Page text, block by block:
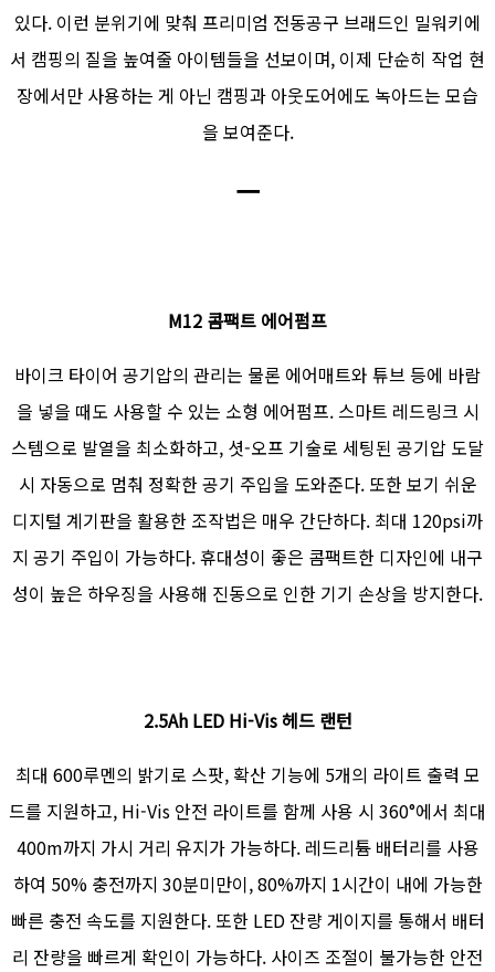
있다. 이런 분위기에 맞춰 프리미엄 전동공구 브래드인 밀워키에
서 캠핑의 질을 높여줄 아이템들을 선보이며, 이제 단순히 작업 현
장에서만 사용하는 게 아닌 캠핑과 아웃도어에도 녹아드는 모습
을 보여준다.
ㅡ
M12 콤팩트 에어펌프
바이크 타이어 공기압의 관리는 물론 에어매트와 튜브 등에 바람
을 넣을 때도 사용할 수 있는 소형 에어펌프. 스마트 레드링크 시
스템으로 발열을 최소화하고, 셧-오프 기술로 세팅된 공기압 도달
시 자동으로 멈춰 정확한 공기 주입을 도와준다. 또한 보기 쉬운
디지털 계기판을 활용한 조작법은 매우 간단하다. 최대 120psi까
지 공기 주입이 가능하다. 휴대성이 좋은 콤팩트한 디자인에 내구
성이 높은 하우징을 사용해 진동으로 인한 기기 손상을 방지한다.
2.5Ah LED Hi-Vis 헤드 랜턴
최대 600루멘의 밝기로 스팟, 확산 기능에 5개의 라이트 출력 모
드를 지원하고, Hi-Vis 안전 라이트를 함께 사용 시 360°에서 최대
400m까지 가시 거리 유지가 가능하다. 레드리튬 배터리를 사용
하여 50% 충전까지 30분미만이, 80%까지 1시간이 내에 가능한
빠른 충전 속도를 지원한다. 또한 LED 잔량 게이지를 통해서 배터
리 잔량을 빠르게 확인이 가능하다. 사이즈 조절이 불가능한 안전